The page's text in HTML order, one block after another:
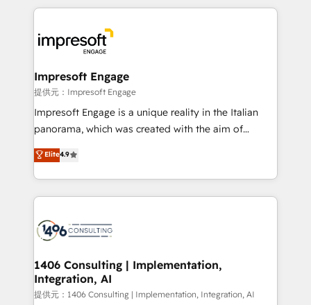
and systems (such as ERP and e-commerce
results. 🎯 We present a solution-centric approach
and we're focused on HubSpot. We work with some
of HubSpot's most important customers to generate
value from the platform in the long term. 🤖 We have
worked 400+ HubSpot customers across industries
but specialise in the more complex projects where
represent key aspects of the project's success.
Impresoft Engage
提供元：Impresoft Engage
Impresoft Engage is a unique reality in the Italian
panorama, which was created with the aim of
putting Customer Experience at the center by
creating digital environments capable of integrating
people, processes and data. We offer the best
digital solutions on the market, ranging from CRM
marketing automation to online and offline sales
allowing companies to optimize processes and meet
the needs of the customer. We are part of Impresoft
Group, a group of specialized and complementary
Elite4.9
1406 Consulting | Implementation,
Integration, AI
提供元：1406 Consulting | Implementation, Integration, AI